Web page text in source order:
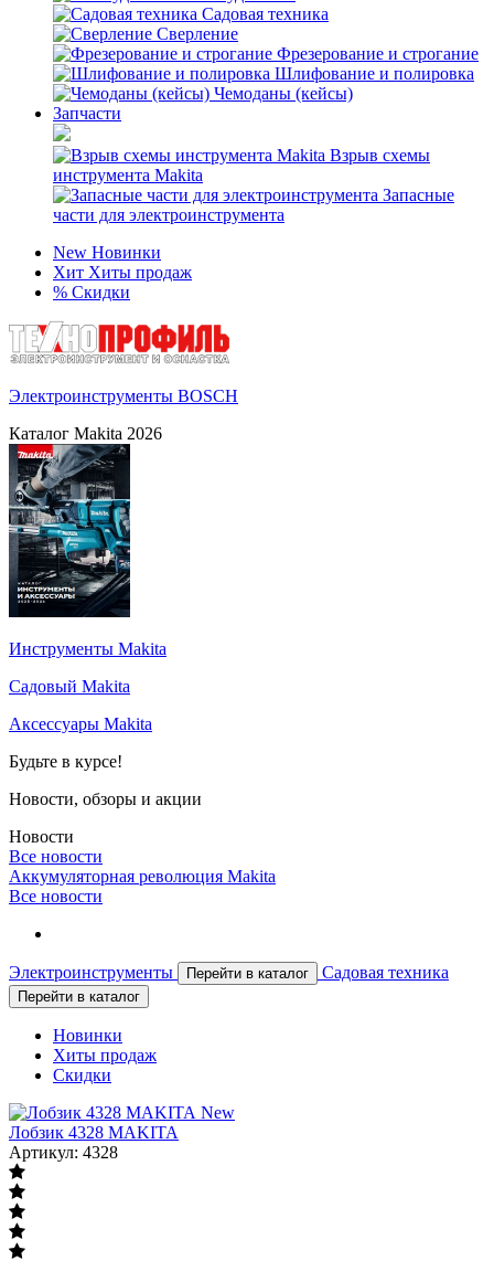
Садовая техника
Сверление
Фрезерование и строгание
Шлифование и полировка
Чемоданы (кейсы)
Запчасти
Взрыв схемы
инструмента Makita
Запасные
части для электроинструмента
New Новинки
Хит Хиты продаж
% Скидки
Электроинструменты BOSCH
Каталог Makita 2026
Инструменты Makita
Садовый Makita
Аксессуары Makita
Будьте в курсе!
Новости, обзоры и акции
Новости
Все новости
Аккумуляторная революция Makita
Все новости
Электроинструменты Перейти в каталог Садовая техника
Перейти в каталог
Новинки
Хиты продаж
Скидки
New
Лобзик 4328 MAKITA
Артикул: 4328